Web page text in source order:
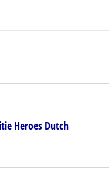
Heroes Dutch